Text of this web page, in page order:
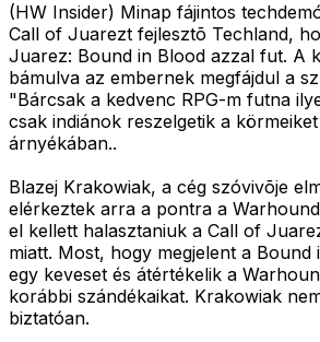
(HW Insider) Minap fájintos
Call of Juarezt fejlesztõ Techland,
Juarez: Bound in Blood azzal fut. A
bámulva az embernek megfájdul a
"Bárcsak a kedvenc RPG-m futna
csak indiánok reszelgetik a
árnyékában..
Blazej Krakowiak, a cég szóvivõje
elérkeztek arra a pontra a
el kellett halasztaniuk a Call of
miatt. Most, hogy megjelent a
egy keveset és átértékelik a
korábbi szándékaikat. Krakowiak
biztatóan.